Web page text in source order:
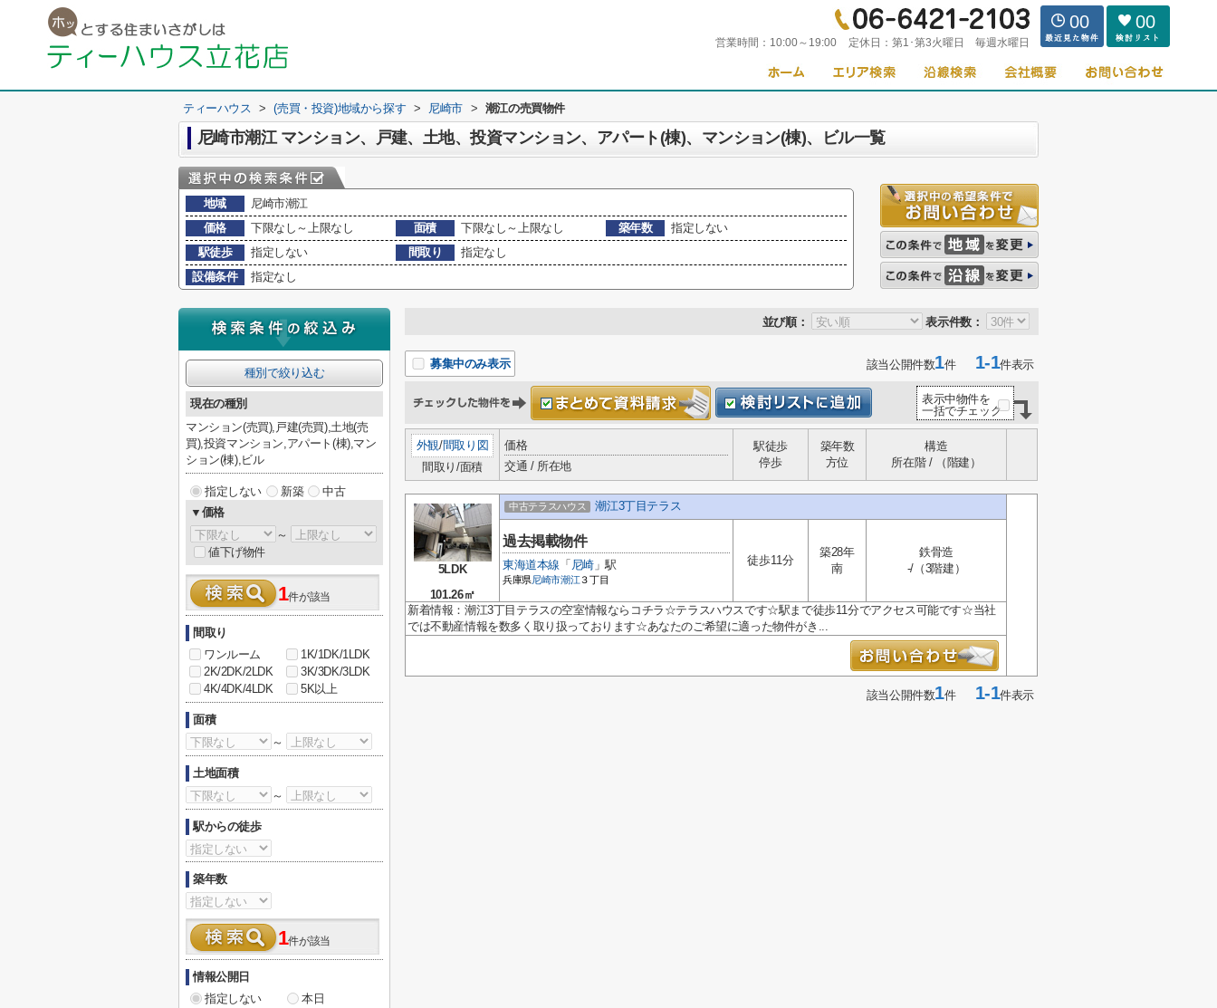
営業時間： 10:00～19:00 定休日： 第1･第3火曜日 毎週水曜日
00 00
ティーハウス > (売買・投資)地域から探す > 尼崎市 > 潮江の売買物件
尼崎市潮江 マンション、戸建、土地、投資マンション、アパート(棟)、マンション(棟)、ビル一覧
地域
尼崎市潮江
価格
下限なし～上限なし 面積 下限なし～上限なし 築年数
指定しない
駅徒歩
指定しない 間取り
指定なし
設備条件
指定なし
並び順： 表示件数：
募集中のみ表示 該当公開件数1件1-1件表示
表示中物件を
一括でチェック
外観/間取り図
間取り/面積
価格
交通 / 所在地
駅徒歩
停歩
築年数
方位
構造
所在階 / （階建）
5LDK
101.26㎡
中古テラスハウス 潮江3丁目テラス
過去掲載物件
東海道本線 「 尼崎」駅
兵庫県尼崎市潮江３丁目
徒歩11分
築28年
南
鉄骨造
-/（3階建）
新着情報：潮江3丁目テラスの空室情報ならコチラ☆テラスハウスです☆駅まで徒歩11分でアクセス可能です☆当社
では不動産情報を数多く取り扱っております☆あなたのご希望に適った物件がき...
該当公開件数1件1-1件表示
種別で絞り込む
現在の種別
マンション(売買),戸建(売買),土地(売
買),投資マンション,アパート(棟),マン
ション(棟),ビル
指定しない 新築
中古
▼価格
～
値下げ物件
1件が該当
間取り
ワンルーム
1K/1DK/1LDK
2K/2DK/2LDK
3K/3DK/3LDK
4K/4DK/4LDK
5K以上
面積
～
土地面積
～
駅からの徒歩
築年数
1件が該当
情報公開日
指定しない
本日